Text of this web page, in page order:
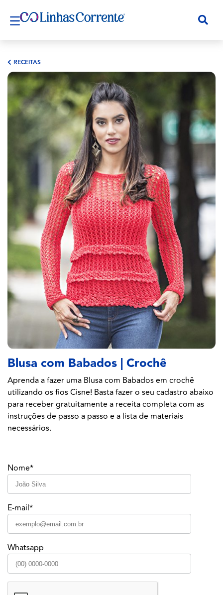
RECEITAS
Blusa com Babados | Crochê
Aprenda a fazer uma Blusa com Babados em crochê
utilizando os fios Cisne! Basta fazer o seu cadastro abaixo
para receber gratuitamente a receita completa com as
instruções de passo a passo e a lista de materiais
necessários.
Nome*
E-mail*
Whatsapp